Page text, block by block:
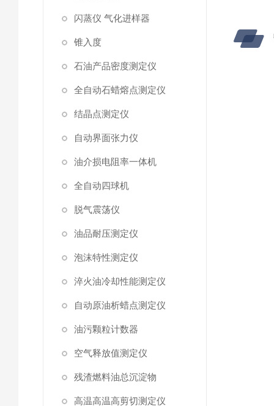
闪蒸仪 气化进样器
锥入度
石油产品密度测定仪
全自动石蜡熔点测定仪
结晶点测定仪
自动界面张力仪
油介损电阻率一体机
全自动四球机
脱气震荡仪
油品耐压测定仪
泡沫特性测定仪
淬火油冷却性能测定仪
自动原油析蜡点测定仪
油污颗粒计数器
空气释放值测定仪
残渣燃料油总沉淀物
高温高温高剪切测定仪